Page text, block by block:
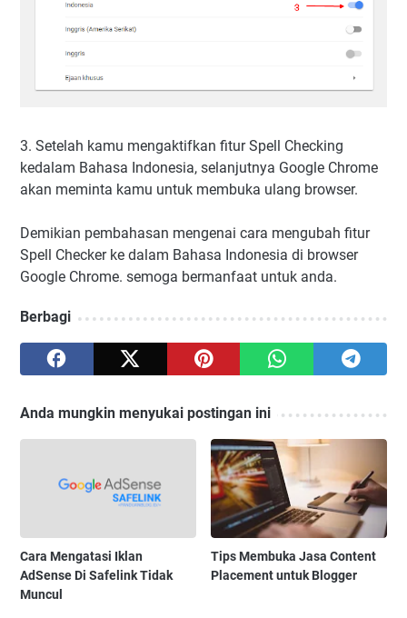
3. Setelah kamu mengaktifkan fitur Spell Checking
kedalam Bahasa Indonesia, selanjutnya Google Chrome
akan meminta kamu untuk membuka ulang browser.
Demikian pembahasan mengenai cara mengubah fitur
Spell Checker ke dalam Bahasa Indonesia di browser
Google Chrome. semoga bermanfaat untuk anda.
Berbagi
Anda mungkin menyukai postingan ini
Cara Mengatasi Iklan
AdSense Di Safelink Tidak
Muncul
Tips Membuka Jasa Content
Placement untuk Blogger